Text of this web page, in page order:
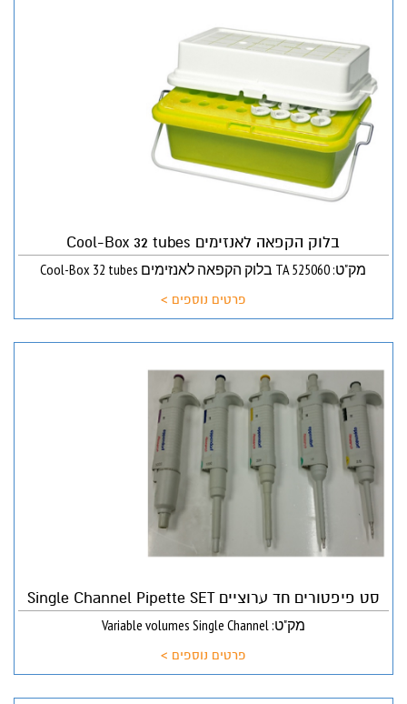
בלוק הקפאה לאנזימים Cool-Box 32 tubes
מק"ט: TA 525060 בלוק הקפאה לאנזימים Cool-Box 32 tubes
פרטים נוספים >
סט פיפטורים חד ערוציים Single Channel Pipette SET
מק"ט: Variable volumes Single Channel
פרטים נוספים >